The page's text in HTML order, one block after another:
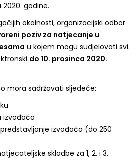
2020. godine.
okolnosti, organizacijski odbor
poziv za natjecanje u
u kojem mogu sudjelovati svi.
do 10. prosinca 2020.
mora sadržavati sljedeće:
izvođača (do 250
skladbe za 1, 2. i 3.